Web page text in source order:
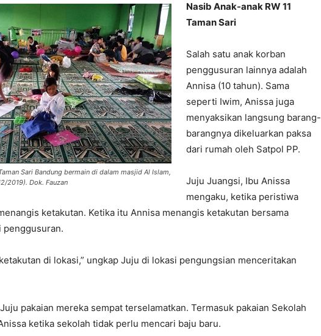
Sari Bandung bermain di dalam masjid Al Islam,
2019). Dok. Fauzan
Nasib Anak-anak RW 11
Taman Sari
Salah satu anak korban
penggusuran lainnya adalah
Annisa (10 tahun). Sama
seperti Iwim, Anissa juga
menyaksikan langsung barang-
barangnya dikeluarkan paksa
dari rumah oleh Satpol PP.
Juju Juangsi, Ibu Anissa
mengaku, ketika peristiwa
ketakutan. Ketika itu Annisa menangis ketakutan bersama
penggusuran.
di lokasi,” ungkap Juju di lokasi pengungsian menceritakan
pakaian mereka sempat terselamatkan. Termasuk pakaian Sekolah
ketika sekolah tidak perlu mencari baju baru.